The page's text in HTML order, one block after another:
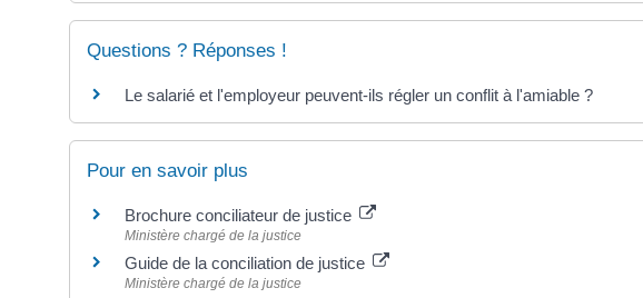
Questions ? Réponses !
Le salarié et l'employeur peuvent-ils régler un conflit à l'amiable ?
Pour en savoir plus
Brochure conciliateur de justice
Ministère chargé de la justice
Guide de la conciliation de justice
Ministère chargé de la justice